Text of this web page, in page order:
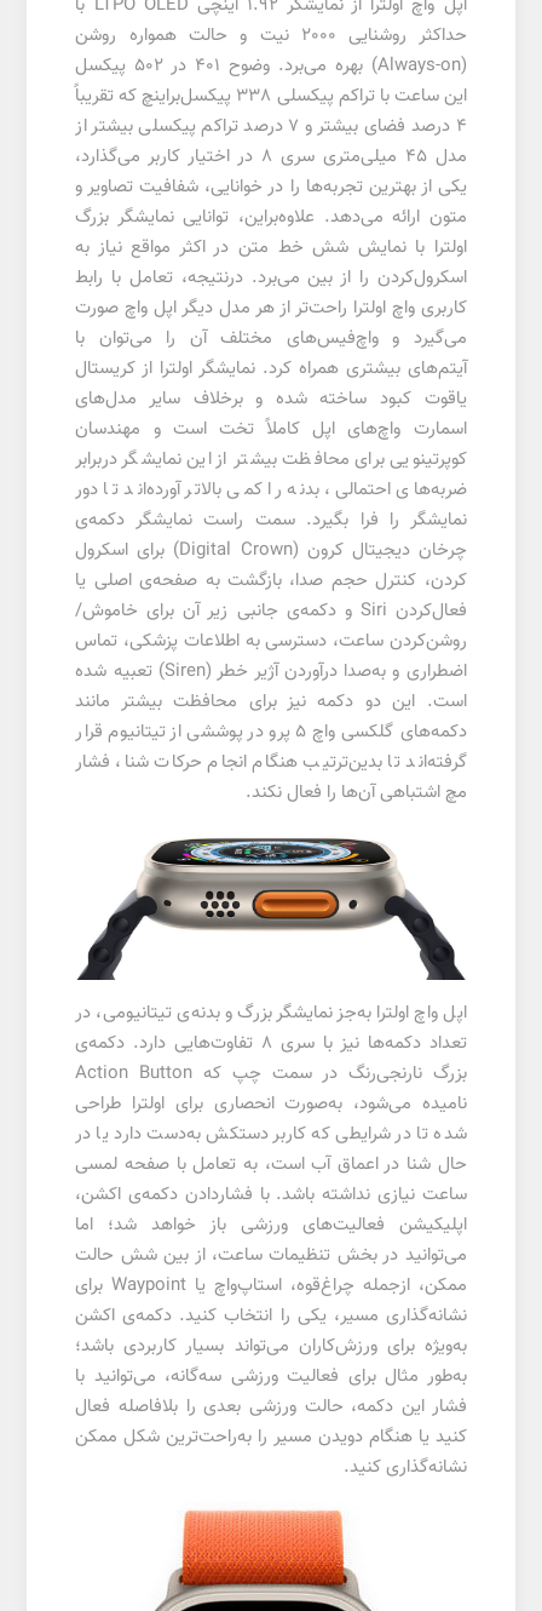
حداکثر روشنایی 2000 نیت و حالت همواره روشن
(Always-on) بهره می‌برد. وضوح 401 در 502 پیکسل
این ساعت با تراکم پیکسلی 338 پیکسل‌بر‌اینچ که تقریباً
4 درصد فضای بیشتر و 7 درصد تراکم پیکسلی بیشتر از
مدل 45 میلی‌متری سری 8 در اختیار کاربر می‌گذارد،
یکی از بهترین‌ تجربه‌ها را در خوانایی، شفافیت تصاویر و
متون ارائه می‌دهد. علاوه‌براین، توانایی نمایشگر بزرگ
اولترا با نمایش شش خط متن در اکثر مواقع نیاز به
اسکرول‌کردن را از بین می‌برد. درنتیجه، تعامل با رابط
کاربری واچ اولترا راحت‌تر از هر مدل دیگر اپل واچ صورت
می‌گیرد و واچ‌فیس‌های مختلف آن را می‌توان با
آیتم‌های بیشتری همراه کرد. نمایشگر اولترا از کریستال
یاقوت کبود ساخته شده و برخلاف سایر مدل‌های
اسمارت واچ‌های اپل کاملاً تخت است و مهندسان
کوپرتینویی برای محافظت بیشتر از این نمایشگر دربرابر
ضربه‌های احتمالی، بدنه را کمی بالاتر آورده‌اند تا دور
نمایشگر را فرا بگیرد. سمت راست نمایشگر دکمه‌ی
چرخان دیجیتال کرون (Digital Crown) برای اسکرول
کردن، کنترل حجم صدا، بازگشت به صفحه‌ی اصلی یا
فعال‌کردن Siri و دکمه‌ی جانبی زیر آن برای خاموش/
روشن‌کردن ساعت، دسترسی به اطلاعات پزشکی، تماس
اضطراری و به‌صدا درآوردن آژیر خطر (Siren) تعبیه شده
است. این دو دکمه نیز برای محافظت بیشتر مانند
دکمه‌های گلکسی واچ 5 پرو در پوششی از تیتانیوم قرار
گرفته‌اند تا بدین‌ترتیب هنگام انجام حرکات شنا، فشار
مچ اشتباهی آن‌ها را فعال نکند.
اپل واچ اولترا به‌جز نمایشگر بزرگ و بدنه‌ی تیتانیومی، در
تعداد دکمه‌ها نیز با سری 8 تفاوت‌هایی دارد. دکمه‌ی
بزرگ نارنجی‌رنگ در سمت چپ که Action Button
نامیده می‌شود، به‌صورت انحصاری برای اولترا طراحی
شده تا در شرایطی که کاربر دستکش به‌دست دارد یا در
حال شنا در اعماق آب است، به تعامل با صفحه لمسی
ساعت نیازی نداشته باشد. با فشار‌دادن دکمه‌ی اکشن،
اپلیکیشن فعالیت‌های ورزشی باز خواهد شد؛ اما
می‌توانید در بخش تنظیمات ساعت، از بین شش حالت
ممکن، ازجمله چراغ‌قوه، استاپ‌واچ یا Waypoint برای
نشانه‌گذاری مسیر، یکی را انتخاب کنید. دکمه‌ی اکشن
به‌ویژه برای ورزش‌کاران می‌تواند بسیار کاربردی باشد؛
به‌طور مثال برای فعالیت ورزشی سه‌گانه، می‌توانید با
فشار این دکمه، حالت ورزشی بعدی را بلافاصله فعال
کنید یا هنگام دویدن مسیر را به‌راحت‌ترین شکل ممکن
نشانه‌گذاری کنید.